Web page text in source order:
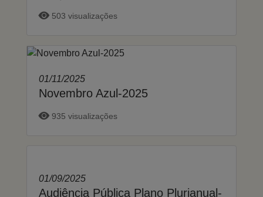
503 visualizações
01/11/2025
Novembro Azul-2025
935 visualizações
01/09/2025
Audiência Pública Plano Plurianual-